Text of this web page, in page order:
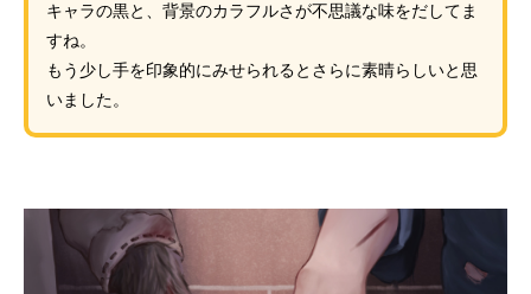
キャラの黒と、背景のカラフルさが不思議な味をだしてま
すね。
もう少し手を印象的にみせられるとさらに素晴らしいと思
いました。